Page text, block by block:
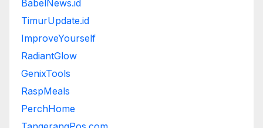
BabelNews.id
TimurUpdate.id
ImproveYourself
RadiantGlow
GenixTools
RaspMeals
PerchHome